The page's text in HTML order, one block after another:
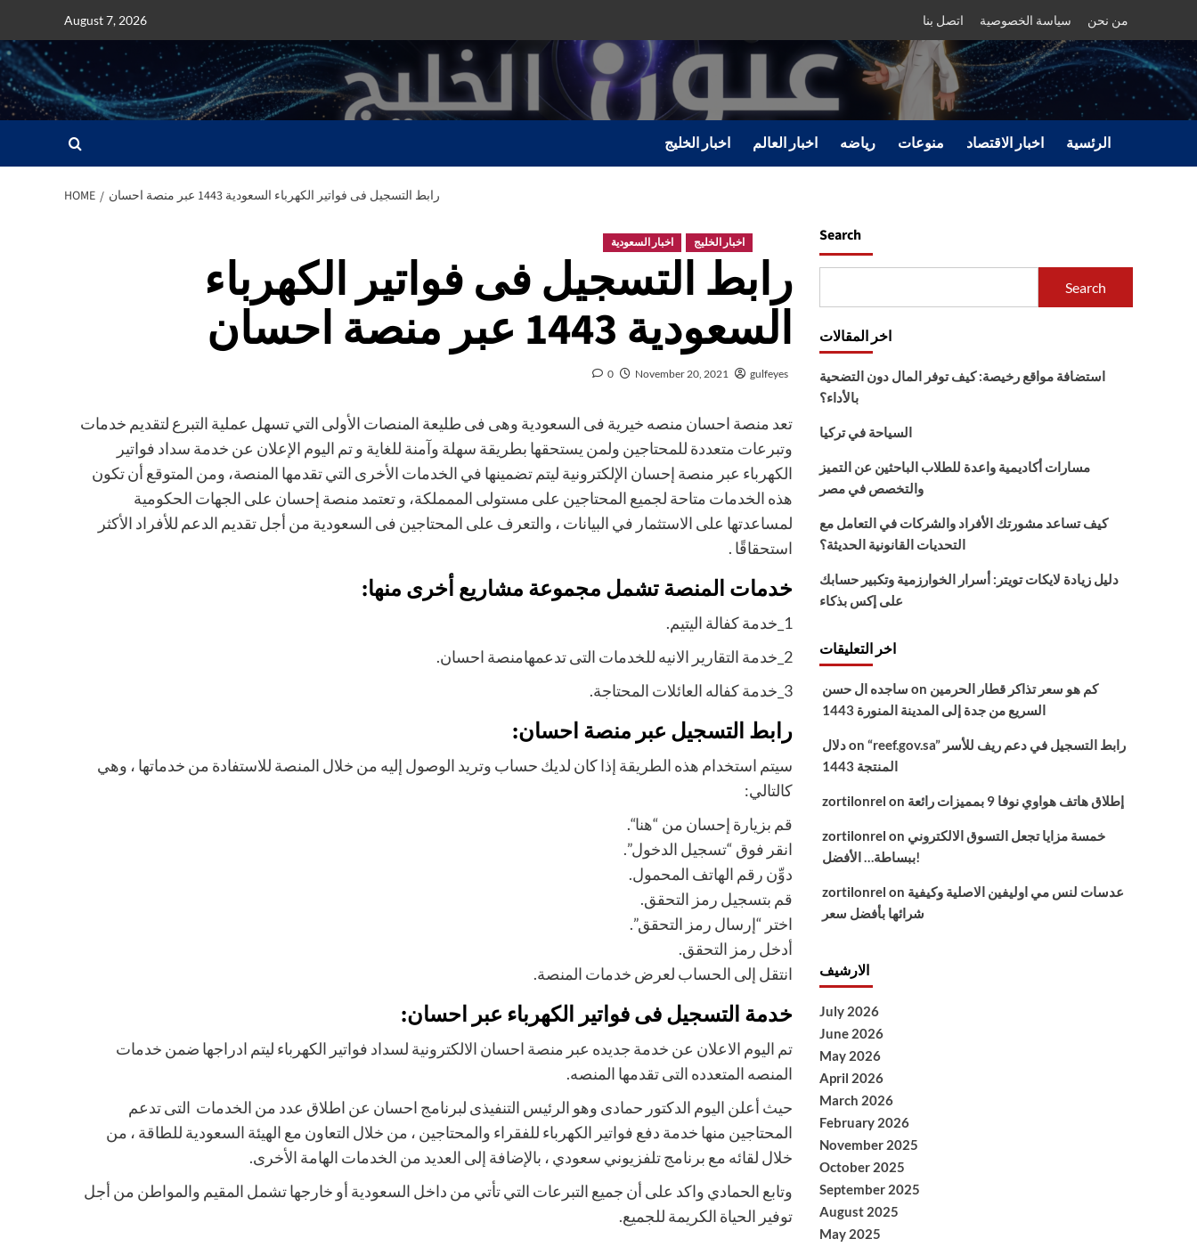
content
August 7, 2026 اتصل بنا سياسة الخصوصية من نحن
اخبار الخليج اخبار العالم رياضه منوعات اخبار الاقتصاد الرئسية
HOME رابط التسجيل فى فواتير الكهرباء السعودية 1443 عبر منصة احسان
اخبار الخليج اخبار السعودية
رابط التسجيل فى فواتير الكهرباء
السعودية 1443 عبر منصة احسان
gulfeyes
November 20, 2021
0
تعد منصة احسان منصه خيرية فى السعودية وهى فى طليعة المنصات الأولى التي تسهل عملية التبرع لتقديم خدمات
وتبرعات متعددة للمحتاجين ولمن يستحقها بطريقة سهلة وآمنة للغاية و تم اليوم الإعلان عن خدمة سداد فواتير
الكهرباء عبر منصة إحسان الإلكترونية ليتم تضمينها في الخدمات الأخرى التي تقدمها المنصة، ومن المتوقع أن تكون
هذه الخدمات متاحة لجميع المحتاجين على مستولى الممملكة، و تعتمد منصة إحسان على الجهات الحكومية
لمساعدتها على الاستثمار في البيانات ، والتعرف على المحتاجين فى السعودية من أجل تقديم الدعم للأفراد الأكثر
استحقاقًا .
خدمات المنصة تشمل مجموعة مشاريع أخرى منها:
1_خدمة كفالة اليتيم.
2_خدمة التقارير الانيه للخدمات التى تدعمهامنصة احسان.
3_خدمة كفاله العائلات المحتاجة.
رابط التسجيل عبر منصة احسان:
سيتم استخدام هذه الطريقة إذا كان لديك حساب وتريد الوصول إليه من خلال المنصة للاستفادة من خدماتها ، وهي
كالتالي:
قم بزيارة إحسان من “هنا“.
انقر فوق “تسجيل الدخول”.
دوِّن رقم الهاتف المحمول.
قم بتسجيل رمز التحقق.
اختر “إرسال رمز التحقق”.
أدخل رمز التحقق.
انتقل إلى الحساب لعرض خدمات المنصة.
خدمة التسجيل فى فواتير الكهرباء عبر احسان:
تم اليوم الاعلان عن خدمة جديده عبر منصة احسان الالكترونية لسداد فواتير الكهرباء ليتم ادراجها ضمن خدمات
المنصه المتعدده التى تقدمها المنصه.
حيث أعلن اليوم الدكتور حمادى وهو الرئيس التنفيذى لبرنامج احسان عن اطلاق عدد من الخدمات التى تدعم
المحتاجين منها خدمة دفع فواتير الكهرباء للفقراء والمحتاجين ، من خلال التعاون مع الهيئة السعودية للطاقة ، من
خلال لقائه مع برنامج تلفزيوني سعودي ، بالإضافة إلى العديد من الخدمات الهامة الأخرى.
وتابع الحمادي واكد على أن جميع التبرعات التي تأتي من داخل السعودية أو خارجها تشمل المقيم والمواطن من أجل
توفير الحياة الكريمة للجميع.
Search
Search
اخر المقالات
استضافة مواقع رخيصة: كيف توفر المال دون التضحية
بالأداء؟
السياحة في تركيا
مسارات أكاديمية واعدة للطلاب الباحثين عن التميز
والتخصص في مصر
كيف تساعد مشورتك الأفراد والشركات في التعامل مع
التحديات القانونية الحديثة؟
دليل زيادة لايكات تويتر: أسرار الخوارزمية وتكبير حسابك
على إكس بذكاء
اخر التعليقات
ساجده ال حسن on كم هو سعر تذاكر قطار الحرمين
السريع من جدة إلى المدينة المنورة 1443
دلالon “reef.gov.sa” رابط التسجيل في دعم ريف للأسر
المنتجة 1443
zortilonrel on إطلاق هاتف هواوي نوفا 9 بمميزات رائعة
zortilonrel on خمسة مزايا تجعل التسوق الالكتروني
ببساطة… الأفضل!
zortilonrel on عدسات لنس مي اوليفين الاصلية وكيفية
شرائها بأفضل سعر
الارشيف
July 2026
June 2026
May 2026
April 2026
March 2026
February 2026
November 2025
October 2025
September 2025
August 2025
May 2025